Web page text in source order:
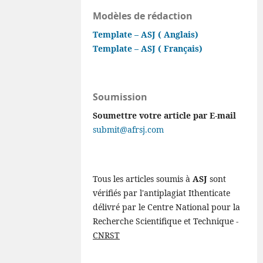
Modèles de rédaction
Template – ASJ ( Anglais)
Template – ASJ ( Français)
Soumission
Soumettre votre article par E-mail
submit@afrsj.com
Tous les articles soumis àASJ sont
vérifiés par l'antiplagiat Ithenticate
délivré par le Centre National pour la
Recherche Scientifique et Technique -
CNRST